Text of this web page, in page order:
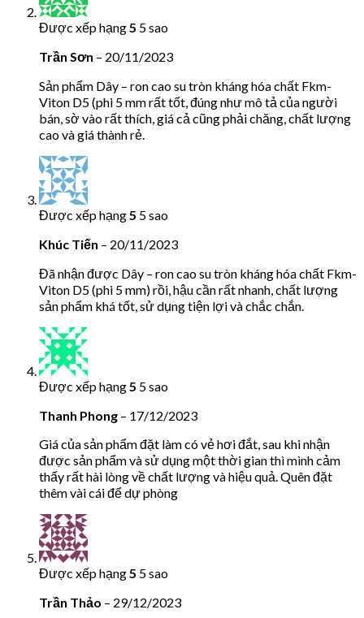
Được xếp hạng5 5 sao
Trần Sơn – 20/11/2023
Sản phẩm Dây – ron cao su tròn kháng hóa chất Fkm-
Viton D5 (phi 5 mm rất tốt, đúng như mô tả của người
bán, sờ vào rất thích, giá cả cũng phải chăng, chất lượng
cao và giá thành rẻ.
Được xếp hạng5 5 sao
Khúc Tiến – 20/11/2023
Đã nhận được Dây – ron cao su tròn kháng hóa chất Fkm-
Viton D5 (phi 5 mm) rồi, hậu cần rất nhanh, chất lượng
sản phẩm khá tốt, sử dụng tiện lợi và chắc chắn.
Được xếp hạng5 5 sao
Thanh Phong – 17/12/2023
Giá của sản phẩm đặt làm có vẻ hơi đắt, sau khi nhận
được sản phẩm và sử dụng một thời gian thì mình cảm
thấy rất hài lòng về chất lượng và hiệu quả. Quên đặt
thêm vài cái để dự phòng
Được xếp hạng5 5 sao
Trần Thảo – 29/12/2023